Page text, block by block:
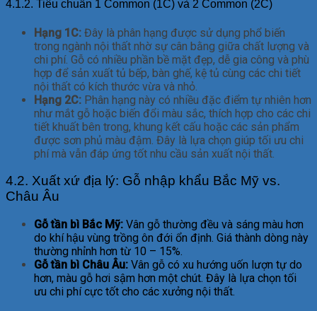
4.1.2. Tiêu chuẩn 1 Common (1C) và 2 Common (2C)
Hạng 1C: Đây là phân hạng được sử dụng phổ biến
trong ngành nội thất nhờ sự cân bằng giữa chất lượng và
chi phí. Gỗ có nhiều phần bề mặt đẹp, dễ gia công và phù
hợp để sản xuất tủ bếp, bàn ghế, kệ tủ cùng các chi tiết
nội thất có kích thước vừa và nhỏ.
Hạng 2C: Phân hạng này có nhiều đặc điểm tự nhiên hơn
như mắt gỗ hoặc biến đổi màu sắc, thích hợp cho các chi
tiết khuất bên trong, khung kết cấu hoặc các sản phẩm
được sơn phủ màu đậm. Đây là lựa chọn giúp tối ưu chi
phí mà vẫn đáp ứng tốt nhu cầu sản xuất nội thất.
4.2. Xuất xứ địa lý: Gỗ nhập khẩu Bắc Mỹ vs.
Châu Âu
Gỗ tần bì Bắc Mỹ: Vân gỗ thường đều và sáng màu hơn
do khí hậu vùng trồng ôn đới ổn định. Giá thành dòng này
thường nhỉnh hơn từ 10 – 15%.
Gỗ tần bì Châu Âu: Vân gỗ có xu hướng uốn lượn tự do
hơn, màu gỗ hơi sậm hơn một chút. Đây là lựa chọn tối
ưu chi phí cực tốt cho các xưởng nội thất.